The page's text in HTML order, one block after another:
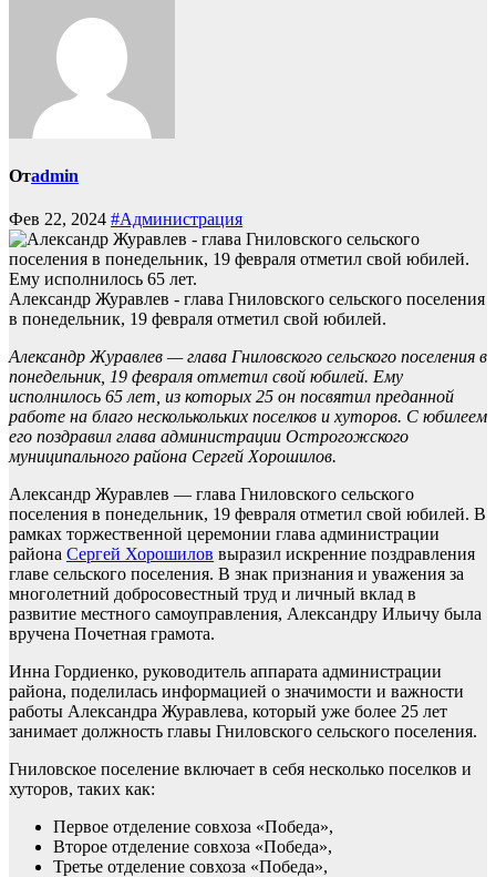
Отadmin
Фев 22, 2024 #Администрация
Александр Журавлев - глава Гниловского сельского поселения
в понедельник, 19 февраля отметил свой юбилей.
Александр Журавлев — глава Гниловского сельского поселения в
понедельник, 19 февраля отметил свой юбилей. Ему
исполнилось 65 лет, из которых 25 он посвятил преданной
работе на благо несколькольких поселков и хуторов. С юбилеем
его поздравил глава администрации Острогожского
муниципального района Сергей Хорошилов.
Александр Журавлев — глава Гниловского сельского
поселения в понедельник, 19 февраля отметил свой юбилей. В
рамках торжественной церемонии глава администрации
района Сергей Хорошилов выразил искренние поздравления
главе сельского поселения. В знак признания и уважения за
многолетний добросовестный труд и личный вклад в
развитие местного самоуправления, Александру Ильичу была
вручена Почетная грамота.
Инна Гордиенко, руководитель аппарата администрации
района, поделилась информацией о значимости и важности
работы Александра Журавлева, который уже более 25 лет
занимает должность главы Гниловского сельского поселения.
Гниловское поселение включает в себя несколько поселков и
хуторов, таких как:
Первое отделение совхоза «Победа»,
Второе отделение совхоза «Победа»,
Третье отделение совхоза «Победа»,